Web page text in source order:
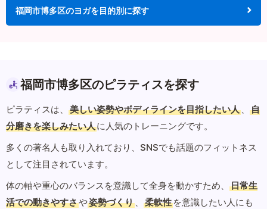
福岡市博多区のヨガを目的別に探す
福岡市博多区のピラティスを探す
ピラティスは、 美しい姿勢やボディラインを目指したい人 、
自
分磨きを楽しみたい人に人気のトレーニングです。
多くの著名人も取り入れており、SNSでも話題のフィットネス
として注目されています。
体の軸や重心のバランスを意識して全身を動かすため、
日常生
活での動きやすさや姿勢づくり 、 柔軟性 を意識したい人にも